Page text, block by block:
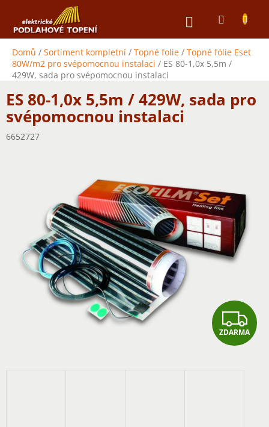
obsah
NÁKUPNÍ
Domů / Sortiment kompletní / Topné folie / Topné fólie Eset
80W/m2 pro svépomocnou instalaci / ES 80-1,0x 5,5m /
429W, sada pro svépomocnou instalaci
ES 80-1,0x 5,5m / 429W, sada pro
svépomocnou instalaci
6652727
Z
D
ZDARMA